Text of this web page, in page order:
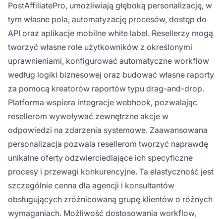
PostAffiliatePro, umożliwiają głęboką personalizację, w
tym własne pola, automatyzację procesów, dostęp do
API oraz aplikacje mobilne white label. Resellerzy mogą
tworzyć własne role użytkowników z określonymi
uprawnieniami, konfigurować automatyczne workflow
według logiki biznesowej oraz budować własne raporty
za pomocą kreatorów raportów typu drag-and-drop.
Platforma wspiera integracje webhook, pozwalając
resellerom wywoływać zewnętrzne akcje w
odpowiedzi na zdarzenia systemowe. Zaawansowana
personalizacja pozwala resellerom tworzyć naprawdę
unikalne oferty odzwierciedlające ich specyficzne
procesy i przewagi konkurencyjne. Ta elastyczność jest
szczególnie cenna dla agencji i konsultantów
obsługujących zróżnicowaną grupę klientów o różnych
wymaganiach. Możliwość dostosowania workflow,